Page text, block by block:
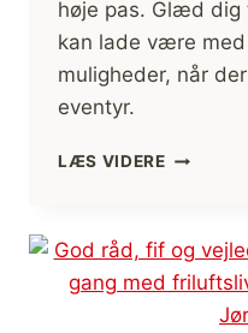
høje pas. Glæd dig
kan lade være
muligheder, når
eventyr.
LÆS VIDERE
MØLLER